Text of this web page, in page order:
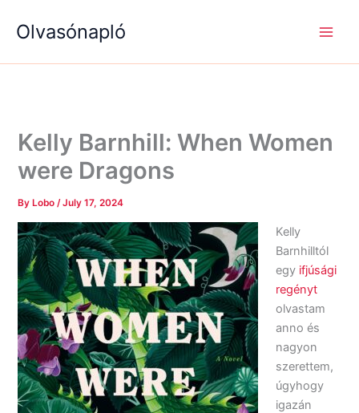
Olvasónapló
Kelly Barnhill: When Women
were Dragons
By Lobo/July 17, 2024
Kelly
Barnhilltól
egy ifjúsági
regényt
olvastam
anno és
nagyon
szerettem,
úgyhogy
igazán
e
a
é
g
k
é
g
k